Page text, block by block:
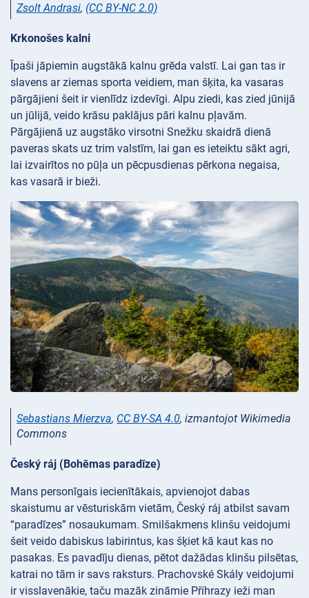
Zsolt Andrasi, (CC BY-NC 2.0)
Krkonošes kalni
Īpaši jāpiemin augstākā kalnu grēda valstī. Lai gan tas ir
slavens ar ziemas sporta veidiem, man šķita, ka vasaras
pārgājieni šeit ir vienlīdz izdevīgi. Alpu ziedi, kas zied jūnijā
un jūlijā, veido krāsu paklājus pāri kalnu pļavām.
Pārgājienā uz augstāko virsotni Snežku skaidrā dienā
paveras skats uz trim valstīm, lai gan es ieteiktu sākt agri,
lai izvairītos no pūļa un pēcpusdienas pērkona negaisa,
kas vasarā ir bieži.
Sebastians Mierzva, CC BY-SA 4.0, izmantojot Wikimedia
Commons
Český ráj (Bohēmas paradīze)
Mans personīgais iecienītākais, apvienojot dabas
skaistumu ar vēsturiskām vietām, Český ráj atbilst savam
“paradīzes” nosaukumam. Smilšakmens klinšu veidojumi
šeit veido dabiskus labirintus, kas šķiet kā kaut kas no
pasakas. Es pavadīju dienas, pētot dažādas klinšu pilsētas,
katrai no tām ir savs raksturs. Prachovské Skály veidojumi
ir visslavenākie, taču mazāk zināmie Příhrazy ieži man